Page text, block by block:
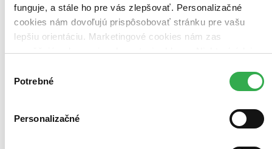
funguje, a stále ho pre vás zlepšovať. Personalizačné
cookies nám dovoľujú prispôsobovať stránku pre vašu
lepšiu orientáciu. Marketingové cookies nám zas
umožňujú zobrazenie relevantnej reklamy. Niektoré údaje
keby sme mohli používať všetky tieto cookies. Ďakujeme!
súhlasu
Potrebné
Personalizačné
Mŕtvi do súmraku
Charlaine Harrisová
Život v ospalom južanskom mestečku Bon Temps narušia dve